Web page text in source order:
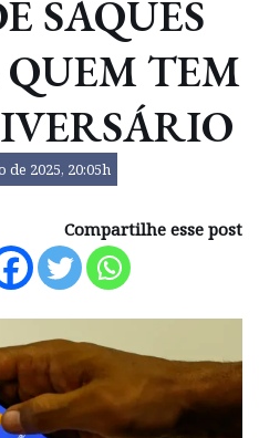
SAQUES
TEM
de 2025, 20:05h
Compartilhe esse post